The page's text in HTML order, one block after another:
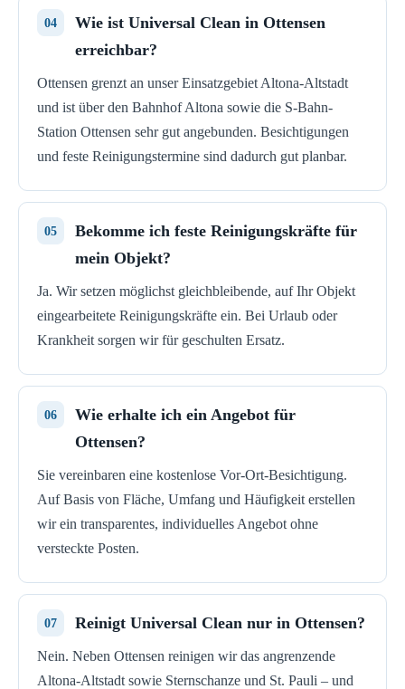
Wie ist Universal Clean in Ottensen
erreichbar?
Ottensen grenzt an unser Einsatzgebiet Altona-Altstadt
und ist über den Bahnhof Altona sowie die S-Bahn-
Station Ottensen sehr gut angebunden. Besichtigungen
und feste Reinigungstermine sind dadurch gut planbar.
Bekomme ich feste Reinigungskräfte für
mein Objekt?
Ja. Wir setzen möglichst gleichbleibende, auf Ihr Objekt
eingearbeitete Reinigungskräfte ein. Bei Urlaub oder
Krankheit sorgen wir für geschulten Ersatz.
Wie erhalte ich ein Angebot für
Ottensen?
Sie vereinbaren eine kostenlose Vor-Ort-Besichtigung.
Auf Basis von Fläche, Umfang und Häufigkeit erstellen
wir ein transparentes, individuelles Angebot ohne
versteckte Posten.
Reinigt Universal Clean nur in Ottensen?
Nein. Neben Ottensen reinigen wir das angrenzende
Altona-Altstadt sowie Sternschanze und St. Pauli – und